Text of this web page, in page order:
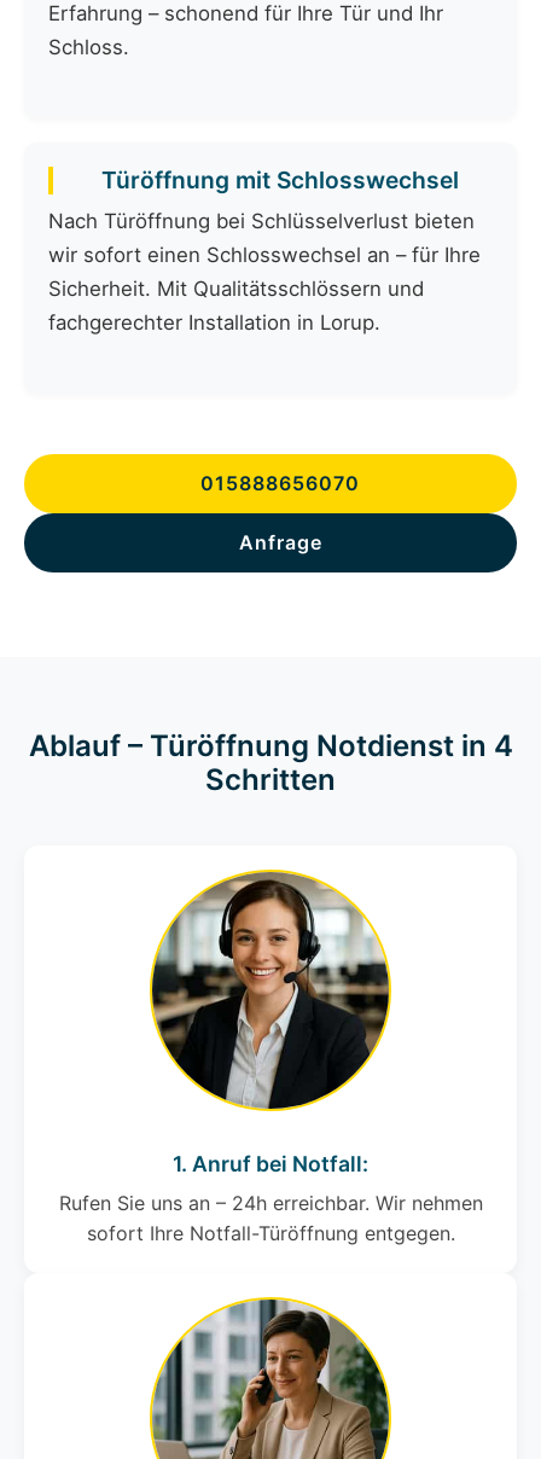
Erfahrung – schonend für Ihre Tür und Ihr
Schloss.
Türöffnung mit Schlosswechsel
Nach Türöffnung bei Schlüsselverlust bieten
wir sofort einen Schlosswechsel an – für Ihre
Sicherheit. Mit Qualitätsschlössern und
fachgerechter Installation in Lorup.
015888656070
Anfrage
Ablauf – Türöffnung Notdienst in 4
Schritten
1. Anruf bei Notfall:
Rufen Sie uns an – 24h erreichbar. Wir nehmen
sofort Ihre Notfall-Türöffnung entgegen.